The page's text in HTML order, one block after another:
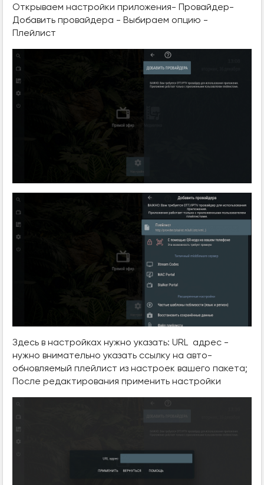
Открываем настройки приложения- Провайдер-
Добавить провайдера - Выбираем опцию -
Плейлист
Здесь в настройках нужно указать: URL адрес -
нужно внимательно указать ссылку на авто-
обновляемый плейлист из настроек вашего пакета;
После редактирования применить настройки